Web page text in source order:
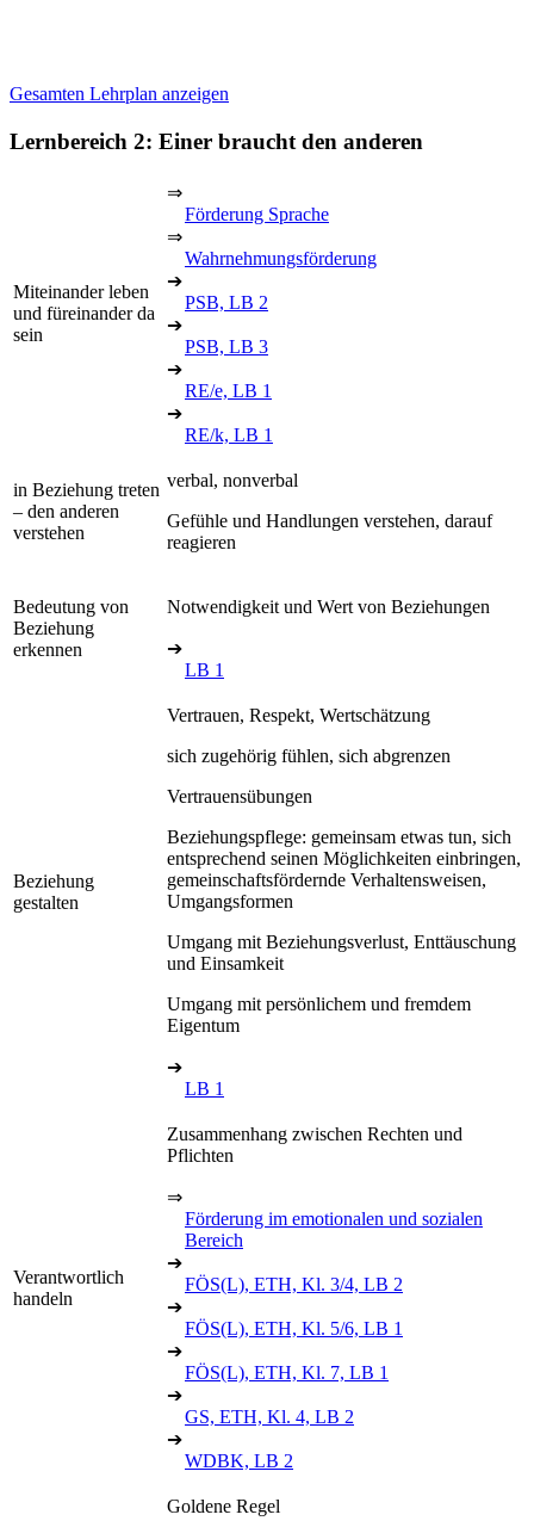
Gesamten Lehrplan anzeigen
Lernbereich 2: Einer braucht den anderen
Miteinander leben
und füreinander da
sein
⇒
Förderung Sprache
⇒
Wahrnehmungsförderung
➔
PSB, LB 2
➔
PSB, LB 3
➔
RE/e, LB 1
➔
RE/k, LB 1
in Beziehung treten
– den anderen
verstehen
verbal, nonverbal
Gefühle und Handlungen verstehen, darauf
reagieren
Bedeutung von
Beziehung
erkennen
Notwendigkeit und Wert von Beziehungen
➔
LB 1
Beziehung
gestalten
Vertrauen, Respekt, Wertschätzung
sich zugehörig fühlen, sich abgrenzen
Vertrauensübungen
Beziehungspflege: gemeinsam etwas tun, sich
entsprechend seinen Möglichkeiten einbringen,
gemeinschaftsfördernde Verhaltensweisen,
Umgangsformen
Umgang mit Beziehungsverlust, Enttäuschung
und Einsamkeit
Umgang mit persönlichem und fremdem
Eigentum
➔
LB 1
Verantwortlich
handeln
Zusammenhang zwischen Rechten und
Pflichten
⇒
Förderung im emotionalen und sozialen
Bereich
➔
FÖS(L), ETH, Kl. 3/4, LB 2
➔
FÖS(L), ETH, Kl. 5/6, LB 1
➔
FÖS(L), ETH, Kl. 7, LB 1
➔
GS, ETH, Kl. 4, LB 2
➔
WDBK, LB 2
Goldene Regel